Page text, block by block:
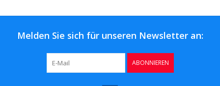
Melden Sie sich für unseren Newsletter an:
ABONNIEREN